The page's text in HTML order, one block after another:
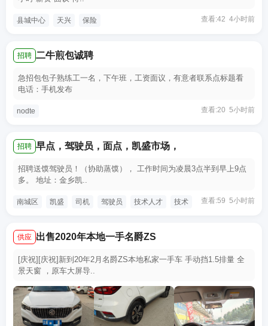
县城中心 天兴 保险 查看:42 4小时前
招聘 二牛煎包诚聘
急招包包子熟练工一名，下午班，工资面议，有意者联系点标题看
电话：手机发布
nodte 查看:20 5小时前
招聘 早点，驾驶员，面点，凯盛市场，
招聘送馍驾驶员！（协助蒸馍）， 工作时间为凌晨3点半到早上9点
多。 地址：金乡凯..
南城区 凯盛 司机 驾驶员 技术人才 技术 查看:59 5小时前
供应 出售2020年本地一手名爵ZS
[庆祝][庆祝]新到20年2月名爵ZS本地私家一手车 手动挡1.5排量 全
景天窗 ，原车大屏导..